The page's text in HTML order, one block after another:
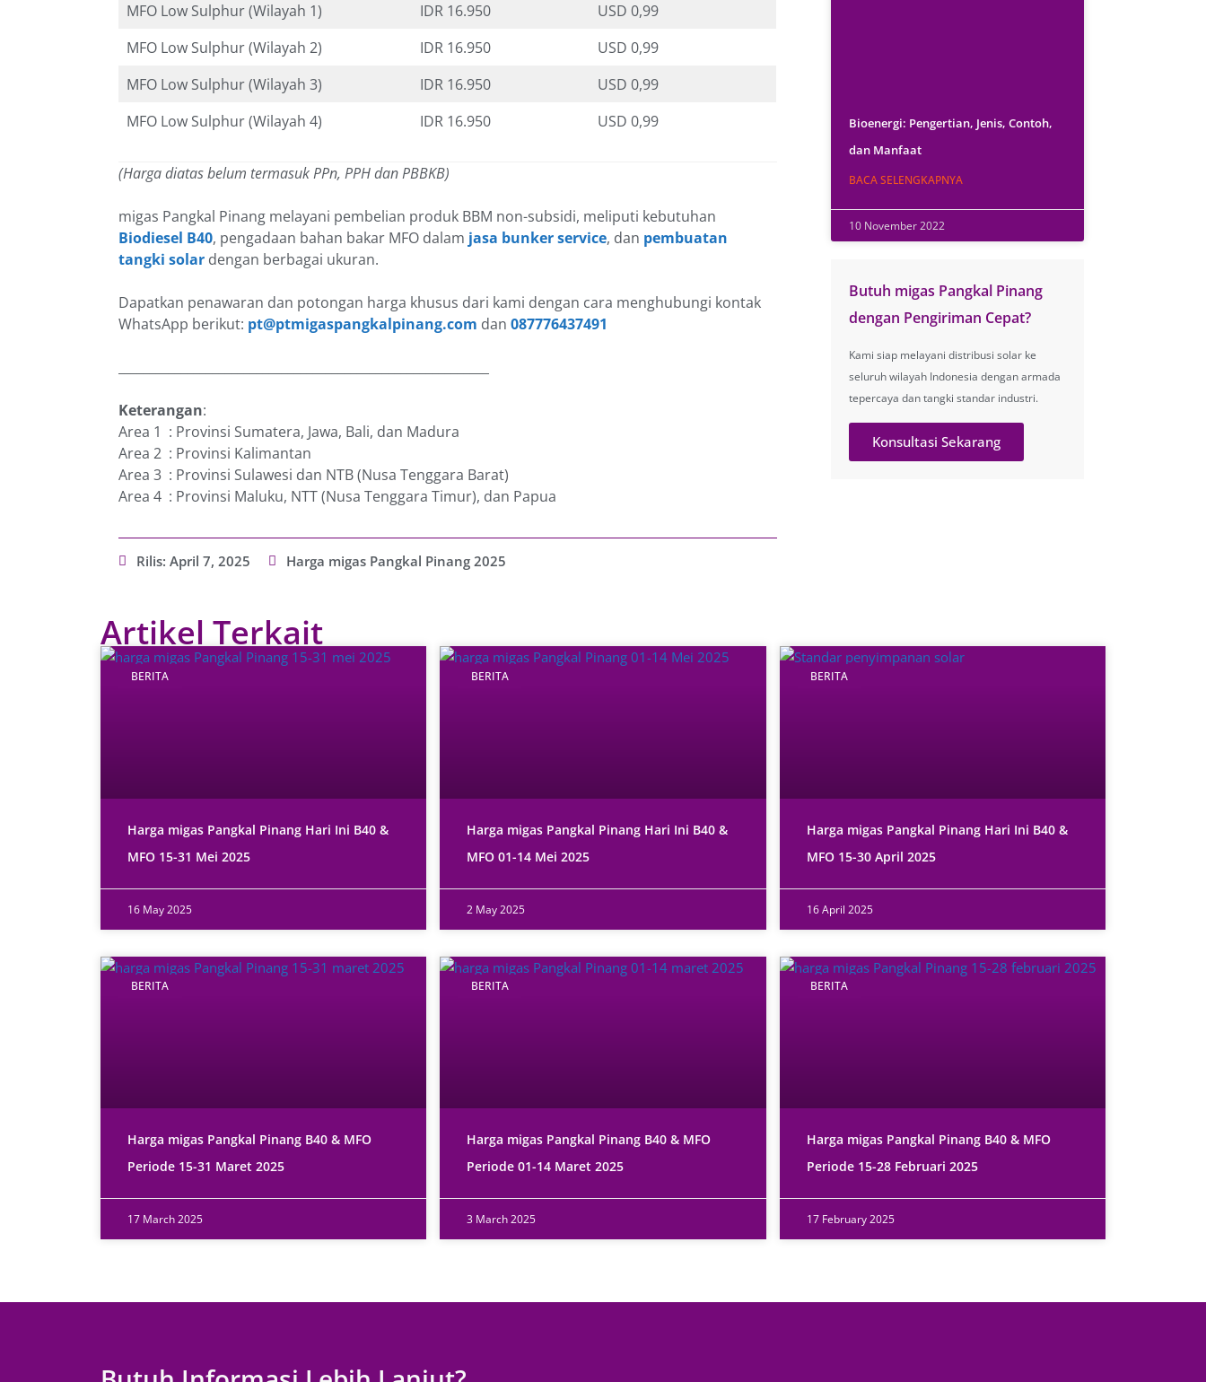
MFO Low Sulphur (Wilayah 1)
IDR 16.950
USD 0,99
MFO Low Sulphur (Wilayah 2)
IDR 16.950
USD 0,99
MFO Low Sulphur (Wilayah 3)
IDR 16.950
USD 0,99
MFO Low Sulphur (Wilayah 4)
IDR 16.950 USD 0,99
(Harga diatas belum termasuk PPn, PPH dan PBBKB)
migas Pangkal Pinang melayani pembelian produk BBM non-subsidi, meliputi kebutuhan
Biodiesel B40, pengadaan bahan bakar MFO dalam jasa bunker service, dan pembuatan
tangki solar dengan berbagai ukuran.
Dapatkan penawaran dan potongan harga khusus dari kami dengan cara menghubungi kontak
WhatsApp berikut: pt@ptmigaspangkalpinang.com dan 087776437491
Keterangan:
Area 1 : Provinsi Sumatera, Jawa, Bali, dan Madura
Area 2 : Provinsi Kalimantan
Area 3 : Provinsi Sulawesi dan NTB (Nusa Tenggara Barat)
Area 4 : Provinsi Maluku, NTT (Nusa Tenggara Timur), dan Papua
Rilis: April 7, 2025 Harga migas Pangkal Pinang 2025
Bioenergi: Pengertian, Jenis, Contoh,
dan Manfaat
BACA SELENGKAPNYA
10 November 2022
Butuh migas Pangkal Pinang
dengan Pengiriman Cepat?
Kami siap melayani distribusi solar ke
seluruh wilayah Indonesia dengan armada
tepercaya dan tangki standar industri.
Konsultasi Sekarang
Artikel Terkait
BERITA
Harga migas Pangkal Pinang Hari Ini B40 &
MFO 15-31 Mei 2025
16 May 2025
BERITA
Harga migas Pangkal Pinang Hari Ini B40 &
MFO 01-14 Mei 2025
2 May 2025
BERITA
Harga migas Pangkal Pinang Hari Ini B40 &
MFO 15-30 April 2025
16 April 2025
BERITA
Harga migas Pangkal Pinang B40 & MFO
Periode 15-31 Maret 2025
17 March 2025
BERITA
Harga migas Pangkal Pinang B40 & MFO
Periode 01-14 Maret 2025
3 March 2025
BERITA
Harga migas Pangkal Pinang B40 & MFO
Periode 15-28 Februari 2025
17 February 2025